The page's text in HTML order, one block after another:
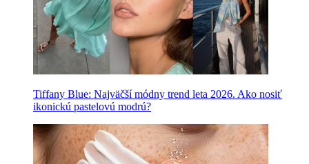
Tiffany Blue: Najväčší módny trend leta 2026. Ako nosiť
ikonickú pastelovú modrú?